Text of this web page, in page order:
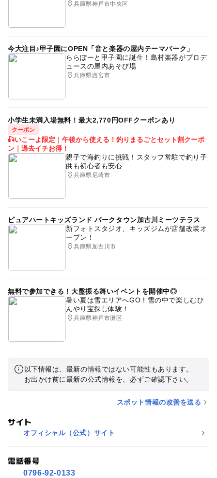
兵庫県神戸市中央区
今大注目♪甲子園にOPEN「音と楽器の屋内テーマパーク」
ららぽーと甲子園に誕生！島村楽器がプロデ
ュースの屋内あそび場
兵庫県西宮市
小学生未満入場無料！最大2,770円OFFクーポンあり
クーポン
🎣いこーよ限定｜午後から使える！釣りまるごとセット割クーポ
ン｜過去イチお得！
親子で海釣りに挑戦！スタッフ常駐で釣り子
供も初心者も安心
兵庫県尼崎市
ピュアハートキッズランド パークタウン加古川ミーツテラス
新フォトスタジオ、キッズジムが店舗改装オ
ープン！
兵庫県加古川市
無料で参加できる！大盤振る舞いイベントを開催中◎
暑い夏は雪エリアへGO！雪の中で楽しむひ
んやり宝探し体験！
兵庫県神戸市灘区
以下情報は、最新の情報ではない可能性もあります。
お出かけ前に最新の公式情報を、必ずご確認下さい。
スポット情報の改善を送る
サイト
オフィシャル（公式）サイト
電話番号
0796-92-0133